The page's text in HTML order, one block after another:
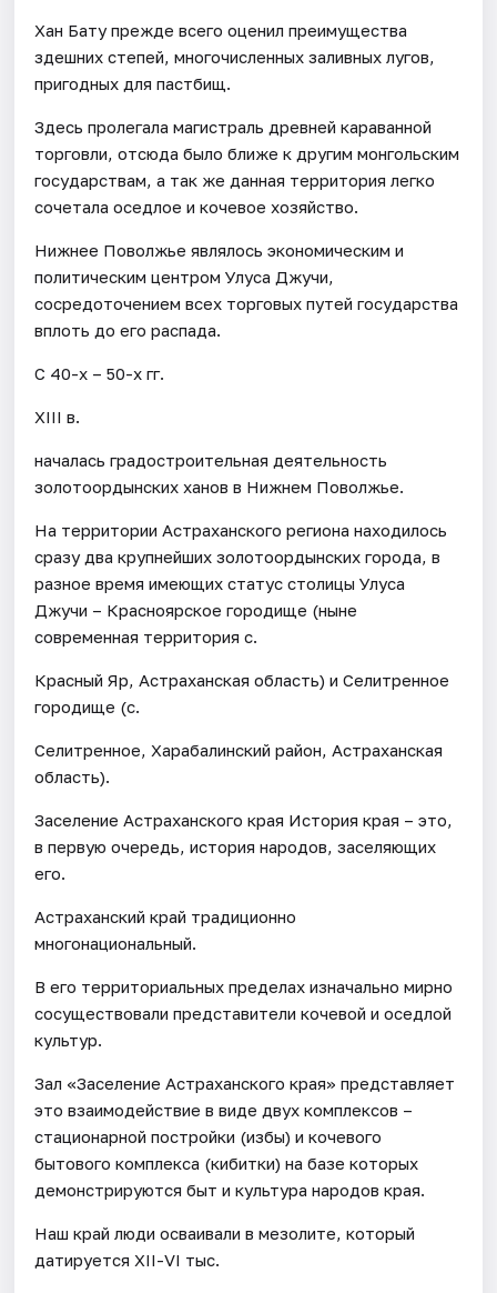
Хан Бату прежде всего оценил преимущества
здешних степей, многочисленных заливных лугов,
пригодных для пастбищ.
Здесь пролегала магистраль древней караванной
торговли, отсюда было ближе к другим монгольским
государствам, а так же данная территория легко
сочетала оседлое и кочевое хозяйство.
Нижнее Поволжье являлось экономическим и
политическим центром Улуса Джучи,
сосредоточением всех торговых путей государства
вплоть до его распада.
С 40-х – 50-х гг.
XIII в.
началась градостроительная деятельность
золотоордынских ханов в Нижнем Поволжье.
На территории Астраханского региона находилось
сразу два крупнейших золотоордынских города, в
разное время имеющих статус столицы Улуса
Джучи – Красноярское городище (ныне
современная территория с.
Красный Яр, Астраханская область) и Селитренное
городище (с.
Селитренное, Харабалинский район, Астраханская
область).
Заселение Астраханского края История края – это,
в первую очередь, история народов, заселяющих
его.
Астраханский край традиционно
многонациональный.
В его территориальных пределах изначально мирно
сосуществовали представители кочевой и оседлой
культур.
Зал «Заселение Астраханского края» представляет
это взаимодействие в виде двух комплексов –
стационарной постройки (избы) и кочевого
бытового комплекса (кибитки) на базе которых
демонстрируются быт и культура народов края.
Наш край люди осваивали в мезолите, который
датируется XII-VI тыс.